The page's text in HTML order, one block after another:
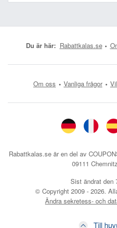
Du är här: Rabattkalas.se
Om oss Vanliga frågor
Rabattkalas.se är en del av
09111
Sist ändrat den
© Copyright 2009 - 2026.
Ändra sekretess- och
Till